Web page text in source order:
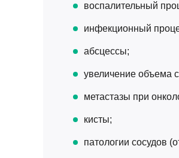
воспалительный
инфекционный
абсцессы;
увеличение объема
метастазы при
кисты;
патологии сосудов